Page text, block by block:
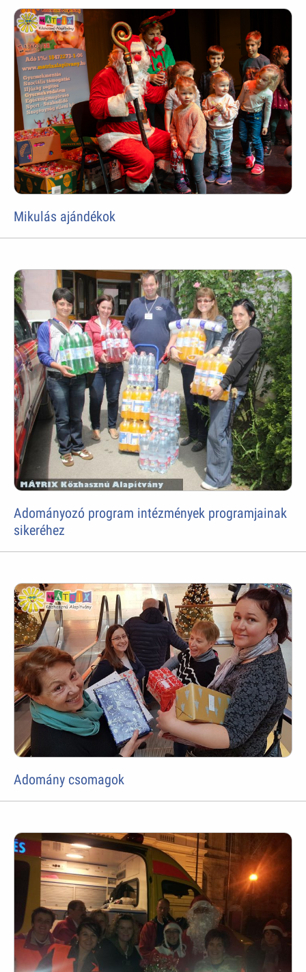
Mikulás ajándékok
Adományozó program intézmények programjainak
sikeréhez
Adomány csomagok